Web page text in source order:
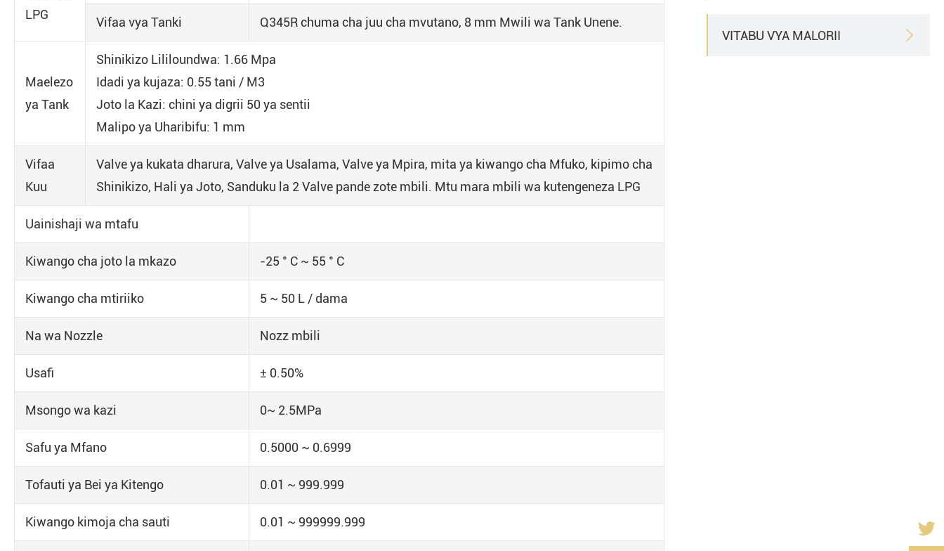
LPG
Vifaa vya Tanki Q345R chuma cha juu cha mvutano, 8 mm Mwili wa Tank Unene.
Maelezo
ya Tank
Shinikizo Lililoundwa: 1.66 Mpa
Idadi ya kujaza: 0.55 tani / M3
Joto la Kazi: chini ya digrii 50 ya sentii
Malipo ya Uharibifu: 1 mm
Vifaa
Kuu
Valve ya kukata dharura, Valve ya Usalama, Valve ya Mpira, mita ya kiwango cha Mfuko, kipimo cha
Shinikizo, Hali ya Joto, Sanduku la 2 Valve pande zote mbili. Mtu mara mbili wa kutengeneza LPG
Uainishaji wa mtafu
Kiwango cha joto la mkazo -25 ° C ~ 55 ° C
Kiwango cha mtiriiko 5 ~ 50 L / dama
Na wa Nozzle Nozz mbili
Usafi ± 0.50%
Msongo wa kazi 0~ 2.5MPa
Safu ya Mfano 0.5000 ~ 0.6999
Tofauti ya Bei ya Kitengo 0.01 ~ 999.999
Kiwango kimoja cha sauti 0.01 ~ 999999.999
VITABU VYA MALORII 